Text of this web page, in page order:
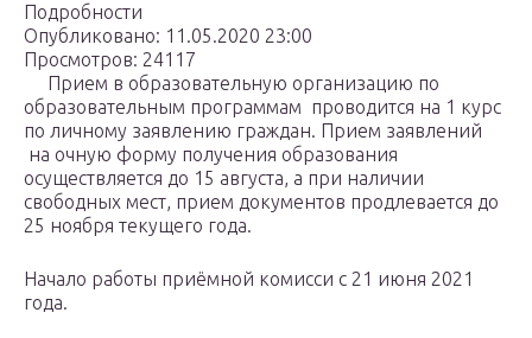
Подробности
Опубликовано: 11.05.2020 23:00
Просмотров: 24117
Прием в образовательную организацию по
образовательным программам проводится на 1 курс
по личному заявлению граждан. Прием заявлений
на очную форму получения образования
осуществляется до 15 августа, а при наличии
свободных мест, прием документов продлевается до
25 ноября текущего года.
Начало работы приёмной комисси с 21 июня 2021
года.